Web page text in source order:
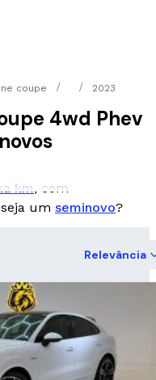
coupe 2023
4wd Phev
km, com
um seminovo?
Relevância